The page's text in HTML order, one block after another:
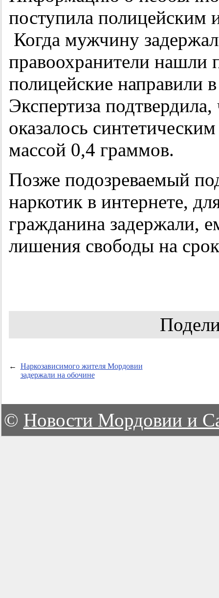
поступила
Когда мужчину
правоохранители нашли
полицейские
Экспертиза
оказалось
массой 0,4 граммов.
Позже подозреваемый
наркотик в интернете,
гражданина задержали,
лишения свободы на
←
Наркозависимого жителя Мордовии
задержали на обочине
© Новости Мордовии и